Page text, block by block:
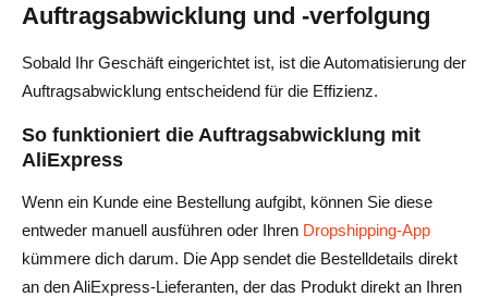
Auftragsabwicklung und -verfolgung
Sobald Ihr Geschäft eingerichtet ist, ist die Automatisierung der
Auftragsabwicklung entscheidend für die Effizienz.
So funktioniert die Auftragsabwicklung mit
AliExpress
Wenn ein Kunde eine Bestellung aufgibt, können Sie diese
entweder manuell ausführen oder Ihren Dropshipping-App
kümmere dich darum. Die App sendet die Bestelldetails direkt
an den AliExpress-Lieferanten, der das Produkt direkt an Ihren